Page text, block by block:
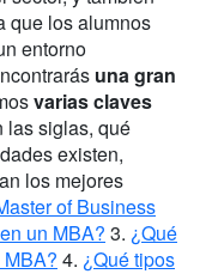
que los alumnos
entorno
una gran
varias claves
las siglas, qué
existen,
los mejores
of Business
un MBA? 3. ¿Qué
4. ¿Qué tipos